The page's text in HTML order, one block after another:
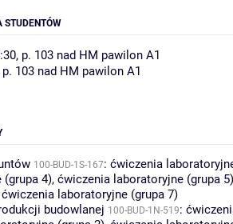
STUDENTÓW
p. 103 nad HM pawilon A1
103 nad HM pawilon A1
100-BUD-1S-167: ćwiczenia
4), ćwiczenia laboratoryjne (grupa 5)
ćwiczenia laboratoryjne (grupa 7)
budowlanej 100-BUD-1N-519: